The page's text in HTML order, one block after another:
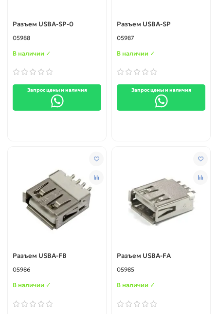
Разъем USBA-SP-0
05988
В наличии ✓
Запрос цены и наличия
Разъем USBA-SP
05987
В наличии ✓
Запрос цены и наличия
Разъем USBA-FB
05986
В наличии ✓
Разъем USBA-FA
05985
В наличии ✓